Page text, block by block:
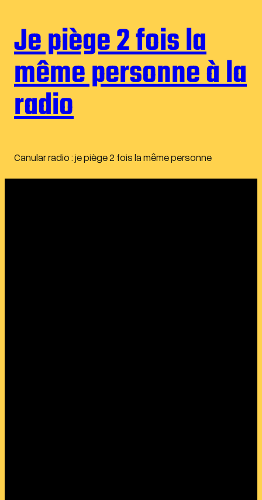
Je piège 2 fois la
même personne à la
radio
Canular radio : je piège 2 fois la même personne